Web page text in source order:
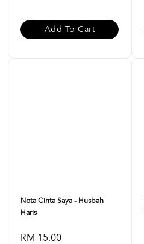
Add To Cart
Nota Cinta Saya - Husbah
Haris
RM 15.00